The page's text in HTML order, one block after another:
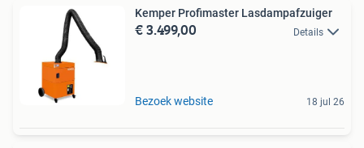
Kemper Profimaster Lasdampafzuiger
€ 3.499,00 Details
Bezoek website 18 jul 26